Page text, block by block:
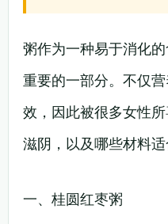
粥作为一种易于消化
重要的一部分。不仅
效，因此被很多女性
滋阴，以及哪些材料适
一、桂圆红枣粥